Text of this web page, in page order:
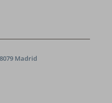
Madrid